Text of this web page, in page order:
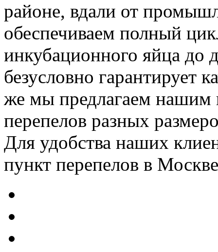
районе, вдали от
обеспечиваем полный
инкубационного яйца до
безусловно гарантирует
же мы предлагаем нашим
перепелов разных
Для удобства наших
пункт перепелов в